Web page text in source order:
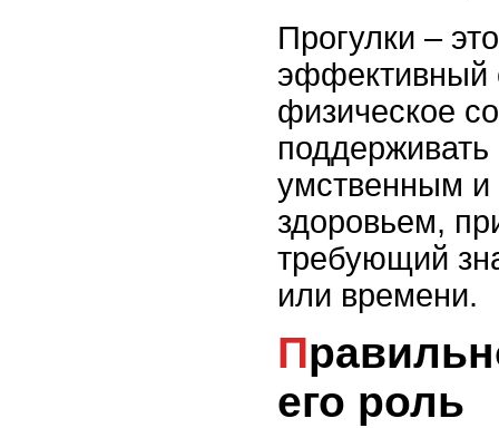
Прогулки –
эффективный
физическое
умственным
здоровьем,
требующий
или времени.
Правильное питание и
его роль